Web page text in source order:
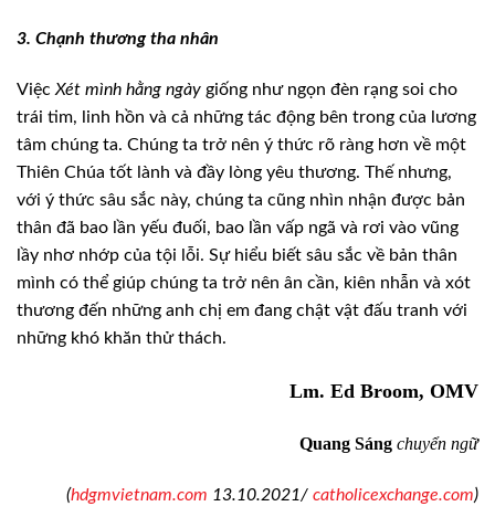
3. Chạnh thương tha nhân
ViệcXét mình hằng ngày giống như ngọn đèn rạng soi cho
trái tim, linh hồn và cả những tác động bên trong của lương
tâm chúng ta. Chúng ta trở nên ý thức rõ ràng hơn về một
Thiên Chúa tốt lành và đầy lòng yêu thương. Thế nhưng,
với ý thức sâu sắc này, chúng ta cũng nhìn nhận được bản
thân đã bao lần yếu đuối, bao lần vấp ngã và rơi vào vũng
lầy nhơ nhớp của tội lỗi. Sự hiểu biết sâu sắc về bản thân
mình có thể giúp chúng ta trở nên ân cần, kiên nhẫn và xót
thương đến những anh chị em đang chật vật đấu tranh với
những khó khăn thử thách.
Lm. Ed Broom, OMV
Quang Sáng chuyển ngữ
(hdgmvietnam.com 13.10.2021/ catholicexchange.com)